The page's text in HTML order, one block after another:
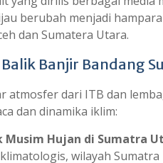
berubah menjadi
dan Sumatera Utara.
Balik Banjir Bandang
atmosfer dari ITB dan
dan dinamika iklim:
Musim Hujan di Sumatra
wilayah